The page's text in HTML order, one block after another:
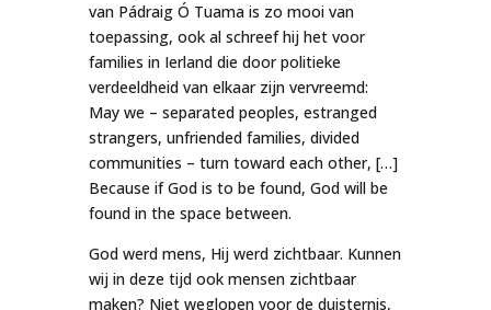
van Pádraig Ó Tuama is zo mooi van
toepassing, ook al schreef hij het voor
families in Ierland die door politieke
verdeeldheid van elkaar zijn vervreemd:
May we – separated peoples, estranged
strangers, unfriended families, divided
communities – turn toward each other, […]
Because if God is to be found, God will be
found in the space between.
God werd mens, Hij werd zichtbaar. Kunnen
wij in deze tijd ook mensen zichtbaar
maken? Niet weglopen voor de duisternis,